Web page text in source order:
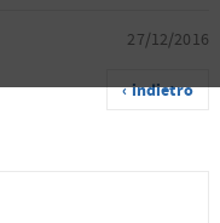
27/12/2016
‹ indietro